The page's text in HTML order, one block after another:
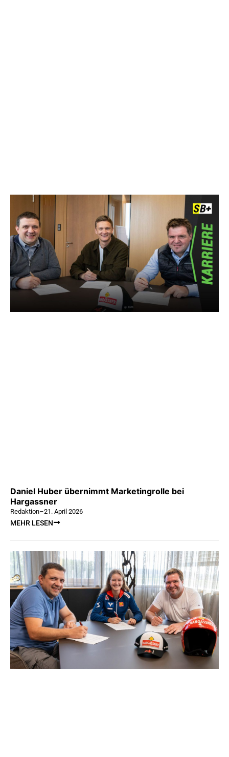
Daniel Huber übernimmt Marketingrolle bei
Hargassner
Redaktion–21. April 2026
MEHR LESEN